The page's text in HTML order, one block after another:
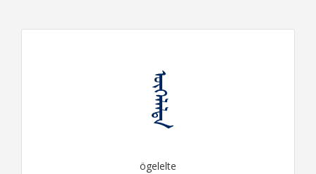
ᠥᠭᠡᠯᠡᠯᠲᠡ
ögelelte